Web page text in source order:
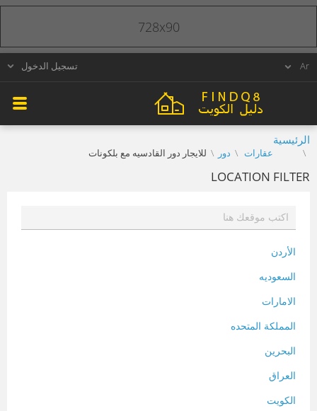
تسجيل الدخول
الرئيسية
عقارات دور للايجار دور القادسيه مع بلكونات
LOCATION FILTER
الأردن
السعوديه
الامارات
المملكة المتحده
البحرين
العراق
الكويت
728x90